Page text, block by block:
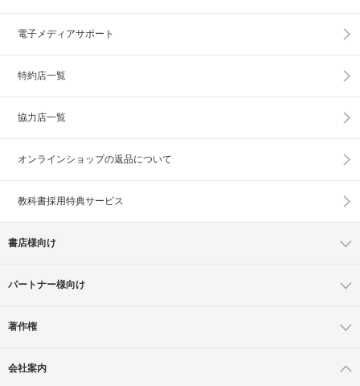
電子メディアサポート
特約店一覧
協力店一覧
オンラインショップの返品について
教科書採用特典サービス
書店様向け
パートナー様向け
著作権
会社案内